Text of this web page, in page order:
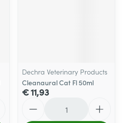
Dechra Veterinary Products
Cleanaural Cat Fl 50ml
€ 11,93